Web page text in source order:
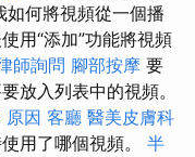
何將視頻從一個播
用“添加”功能將視頻
師詢問 腳部按摩 要
放入列表中的視頻。
原因 客廳 醫美皮膚科
用了哪個視頻。 半